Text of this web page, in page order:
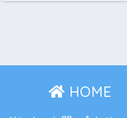
HOME